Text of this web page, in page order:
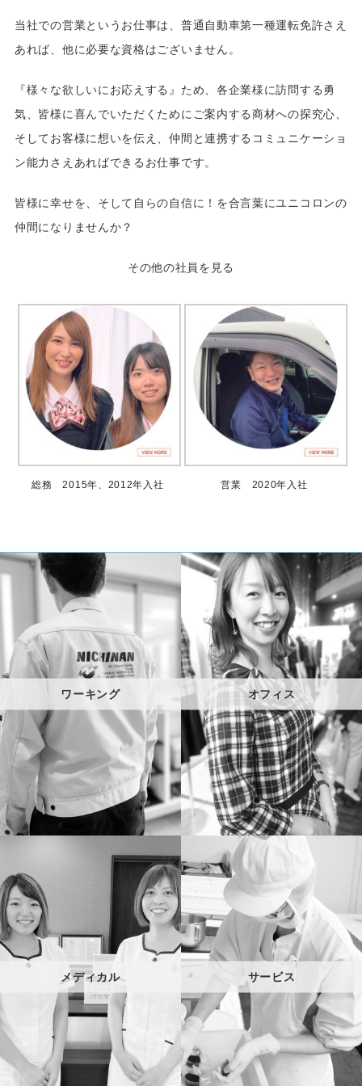
当社での営業というお仕事は、普通自動車第一種運転免許さえ
あれば、他に必要な資格はございません。
『様々な欲しいにお応えする』ため、各企業様に訪問する勇
気、皆様に喜んでいただくためにご案内する商材への探究心、
そしてお客様に想いを伝え、仲間と連携するコミュニケーショ
ン能力さえあればできるお仕事です。
皆様に幸せを、そして自らの自信に！を合言葉にユニコロンの
仲間になりませんか？
その他の社員を見る
総務 2015年、2012年入社 営業 2020年入社
ワーキング オフィス
メディカル サービス